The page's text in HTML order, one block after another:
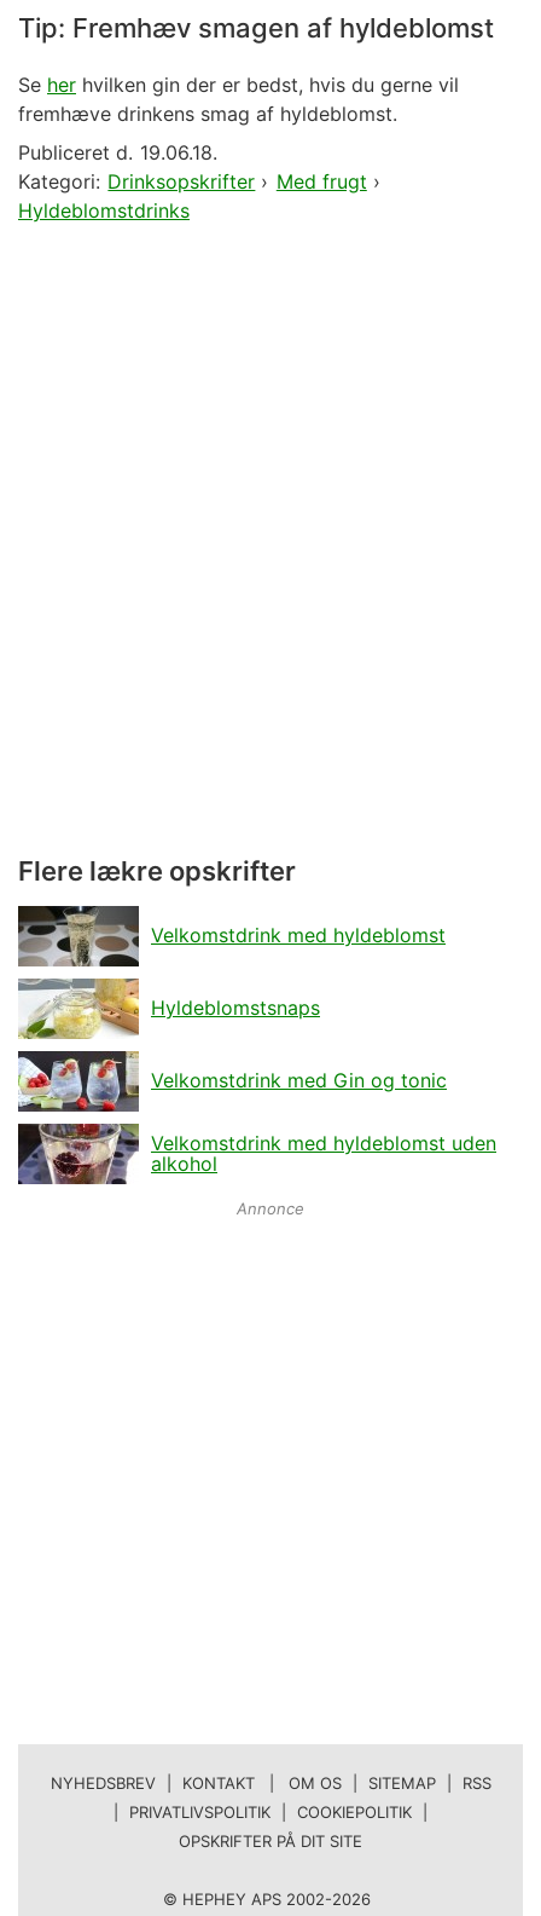
Tip: Fremhæv smagen af hyldeblomst
Se her hvilken gin der er bedst, hvis du gerne vil
fremhæve drinkens smag af hyldeblomst.
Publiceret d. 19.06.18.
Kategori: Drinksopskrifter › Med frugt ›
Hyldeblomstdrinks
Flere lækre opskrifter
Velkomstdrink med hyldeblomst
Hyldeblomstsnaps
Velkomstdrink med Gin og tonic
Velkomstdrink med hyldeblomst uden
alkohol
Annonce
NYHEDSBREV KONTAKT | OM OS SITEMAP
RSS
PRIVATLIVSPOLITIK COOKIEPOLITIK
OPSKRIFTER PÅ DIT SITE
© HEPHEY APS 2002-2026